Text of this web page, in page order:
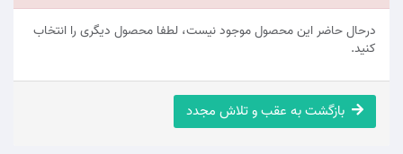
درحال حاضر این محصول موجود نیست، لطفا محصول دیگری را انتخاب
کنید.
بازگشت به عقب و تلاش مجدد